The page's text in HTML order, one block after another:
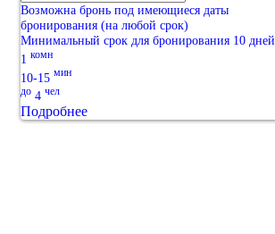
Возможна бронь под имеющиеся даты
бронирования (на любой срок)
Минимальный срок для бронирования 10 дней
1 комн
10-15 мин
до 4 чел
Подробнее